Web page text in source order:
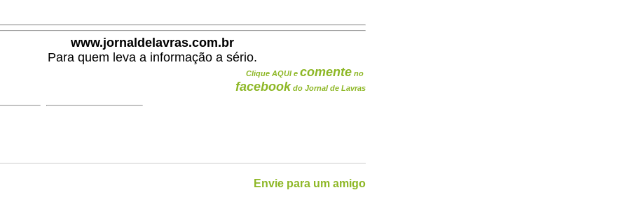
www.jornaldelavras.com.br
Para quem leva a informação a sério.
Clique AQUI e comente no
facebook do Jornal de Lavras
Envie para um amigo